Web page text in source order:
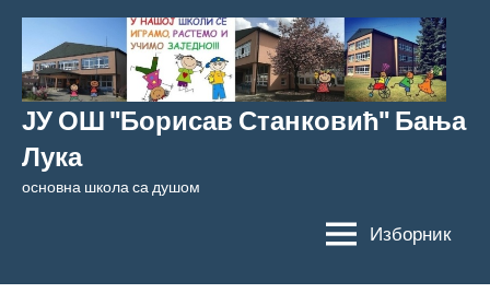
Скочи
садржај
ЈУ ОШ "Борисав Станковић" Бања
Лука
основна школа са душом
Изборник